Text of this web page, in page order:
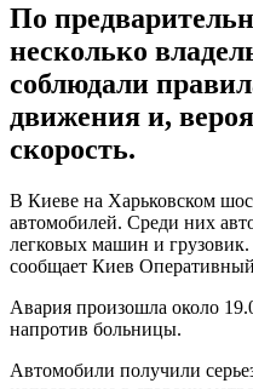
По
несколько
соблюдали
движения и,
скорость.
В Киеве на Харьковском
автомобилей. Среди них
легковых машин и грузовик.
сообщает Киев
Авария произошла около
напротив больницы.
Автомобили получили